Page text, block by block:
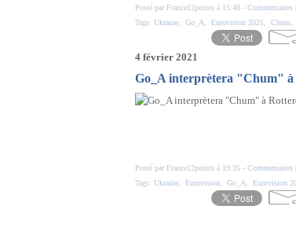
Posté par France12points à 15:48 - Commentaires
Tags: Ukraine Go_A Eurovision 2021 Chum
4 février 2021
Go_A interprètera "Chum"
Posté par France12points à 19:35 - Commentaires
Tags: Ukraine Eurovision Go_A Eurovision